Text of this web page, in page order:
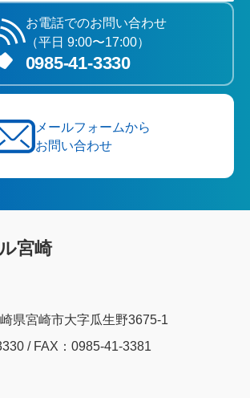
お電話でのお問い合わせ
（平日 9:00〜17:00）
0985‐41‐3330
メールフォームから
お問い合わせ
宮崎
県宮崎市大字瓜生野3675-1
/ FAX：0985-41-3381